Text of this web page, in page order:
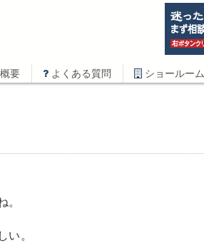
要 よくある質問 ショールーム
。
い。